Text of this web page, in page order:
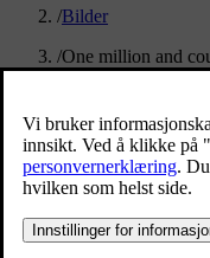
/Bilder
/One million and